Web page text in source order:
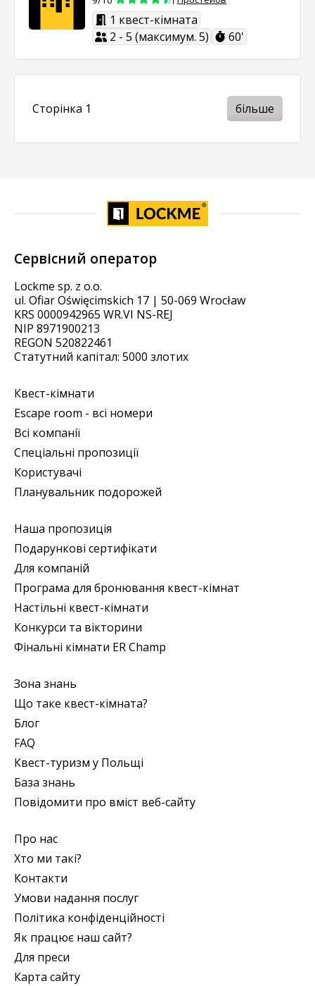
1 квест-кімната
2 - 5 (максимум. 5)
60'
Сторінка 1 більше
Сервісний оператор
Lockme sp. z o.o.
ul. Ofiar Oświęcimskich 17 | 50-069 Wrocław
KRS 0000942965 WR.VI NS-REJ
NIP 8971900213
REGON 520822461
Статутний капітал: 5000 злотих
Квест-кімнати
Escape room - всі номери
Всі компанії
Спеціальні пропозиції
Користувачі
Планувальник подорожей
Наша пропозиція
Подарункові сертифікати
Для компаній
Програма для бронювання квест-кімнат
Настільні квест-кімнати
Конкурси та вікторини
Фінальні кімнати ER Champ
Зона знань
Що таке квест-кімната?
Блог
FAQ
Квест-туризм у Польщі
База знань
Повідомити про вміст веб-сайту
Про нас
Хто ми такі?
Контакти
Умови надання послуг
Політика конфіденційності
Як працює наш сайт?
Для преси
Карта сайту